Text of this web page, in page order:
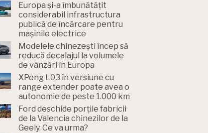
Europa și-a îmbunătățit
considerabil infrastructura
publică de încărcare pentru
mașinile electrice
Modelele chinezești încep să
reducă decalajul la volumele
de vânzări în Europa
XPeng L03 în versiune cu
range extender poate avea o
autonomie de peste 1.000 km
Ford deschide porțile fabricii
de la Valencia chinezilor de la
Geely. Ce va urma?